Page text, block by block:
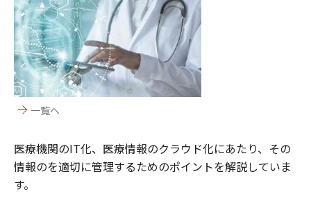
一覧へ
医療機関のIT化、医療情報のクラウド化にあたり、その
情報のを適切に管理するためのポイントを解説していま
す。